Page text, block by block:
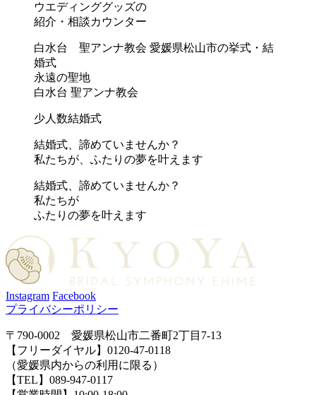
ウエディンググッズの
紹介・相談カウンター
白水台 聖アンナ教会 愛媛県松山市の挙式・結
婚式
永遠の聖地
白水台 聖アンナ教会
少人数結婚式
結婚式、諦めていませんか？
私たちが、ふたりの夢を叶えます
結婚式、諦めていませんか？
私たちが
ふたりの夢を叶えます
Instagram Facebook
プライバシーポリシー
〒790-0002 愛媛県松山市二番町2丁目7-13
【フリーダイヤル】0120-47-0118
（愛媛県内からの利用に限る）
【TEL】089-947-0117